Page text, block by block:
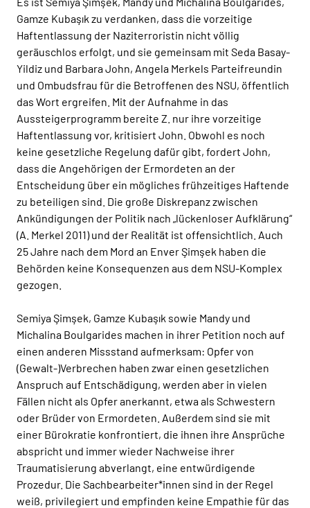
Gamze Kubaşık zu verdanken, dass die vorzeitige
Haftentlassung der Naziterroristin nicht völlig
geräuschlos erfolgt, und sie gemeinsam mit Seda Basay-
Yildiz und Barbara John, Angela Merkels Parteifreundin
und Ombudsfrau für die Betroffenen des NSU, öffentlich
das Wort ergreifen. Mit der Aufnahme in das
Aussteigerprogramm bereite Z. nur ihre vorzeitige
Haftentlassung vor, kritisiert John. Obwohl es noch
keine gesetzliche Regelung dafür gibt, fordert John,
dass die Angehörigen der Ermordeten an der
Entscheidung über ein mögliches frühzeitiges Haftende
zu beteiligen sind. Die große Diskrepanz zwischen
Ankündigungen der Politik nach „lückenloser Aufklärung“
(A. Merkel 2011) und der Realität ist offensichtlich. Auch
25 Jahre nach dem Mord an Enver Şimşek haben die
Behörden keine Konsequenzen aus dem NSU-Komplex
gezogen.
Semiya Şimşek, Gamze Kubaşık sowie Mandy und
Michalina Boulgarides machen in ihrer Petition noch auf
einen anderen Missstand aufmerksam: Opfer von
(Gewalt-)Verbrechen haben zwar einen gesetzlichen
Anspruch auf Entschädigung, werden aber in vielen
Fällen nicht als Opfer anerkannt, etwa als Schwestern
oder Brüder von Ermordeten. Außerdem sind sie mit
einer Bürokratie konfrontiert, die ihnen ihre Ansprüche
abspricht und immer wieder Nachweise ihrer
Traumatisierung abverlangt, eine entwürdigende
Prozedur. Die Sachbearbeiter*innen sind in der Regel
weiß, privilegiert und empfinden keine Empathie für das